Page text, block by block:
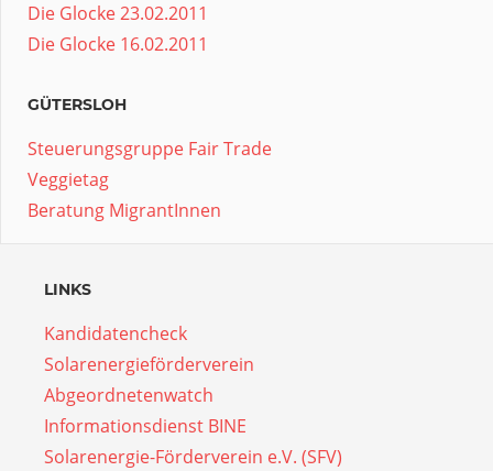
Die Glocke 23.02.2011
Die Glocke 16.02.2011
GÜTERSLOH
Steuerungsgruppe Fair Trade
Veggietag
Beratung MigrantInnen
LINKS
Kandidatencheck
Solarenergieförderverein
Abgeordnetenwatch
Informationsdienst BINE
Solarenergie-Förderverein e.V. (SFV)